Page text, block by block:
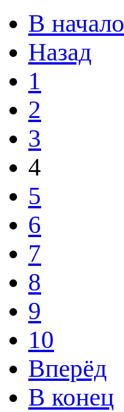
В начало
Назад
1
2
3
4
5
6
7
8
9
10
Вперёд
В конец